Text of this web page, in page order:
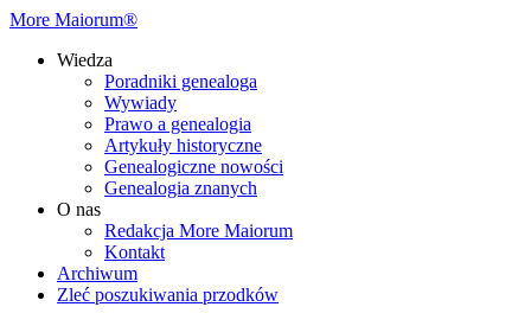
More Maiorum®
Wiedza
Poradniki genealoga
Wywiady
Prawo a genealogia
Artykuły historyczne
Genealogiczne nowości
Genealogia znanych
O nas
Redakcja More Maiorum
Kontakt
Archiwum
Zleć poszukiwania przodków